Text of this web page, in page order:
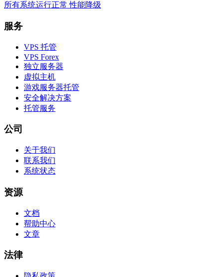
所有系统运行正常 性能降级
服务
VPS 托管
VPS Forex
独立服务器
虚拟主机
游戏服务器托管
安全解决方案
托管服务
公司
关于我们
联系我们
系统状态
资源
文档
帮助中心
文章
法律